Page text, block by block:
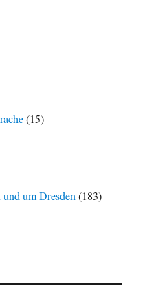
(15)
um Dresden (183)